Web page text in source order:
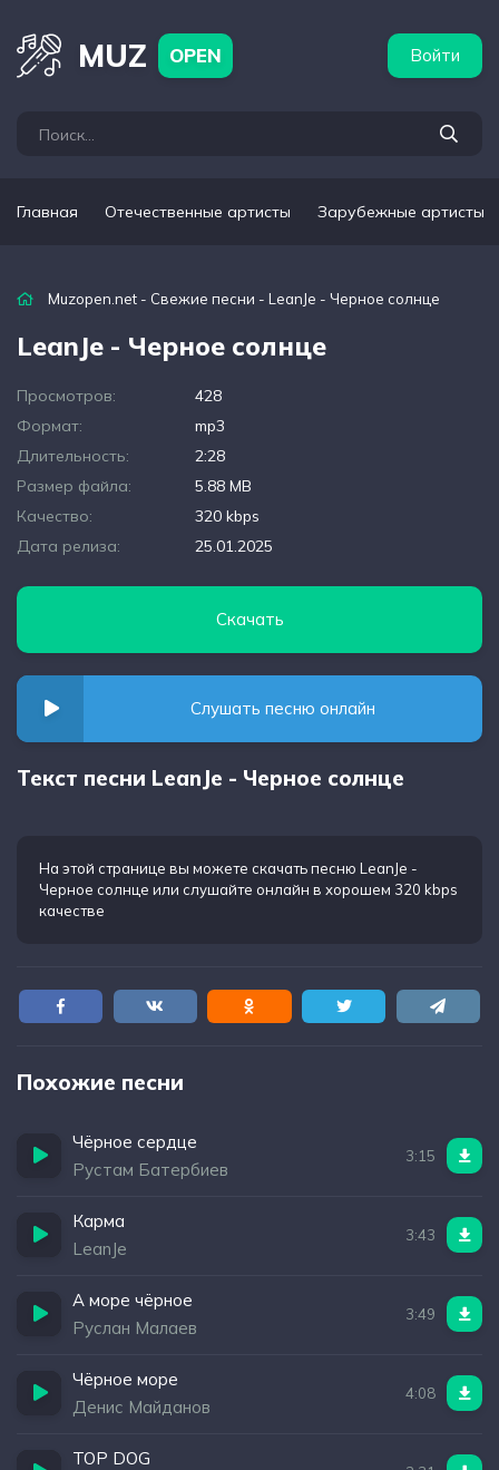
MUZ OPEN Войти
Главная Отечественные артисты Зарубежные артисты
Muzopen.net - Свежие песни - LeanJe - Черное солнце
LeanJe - Черное солнце
Просмотров:
428
Формат:
mp3
Длительность:
2:28
Размер файла:
5.88 MB
Качество:
320 kbps
Дата релиза:
25.01.2025
Скачать
Слушать песню онлайн
Текст песни LeanJe - Черное солнце
На этой странице вы можете скачать песню LeanJe -
Черное солнце или слушайте онлайн в хорошем 320 kbps
качестве
Похожие песни
Чёрное сердце
Рустам Батербиев
3:15
Карма
LeanJe
3:43
А море чёрное
Руслан Малаев
3:49
Чёрное море
Денис Майданов
4:08
TOP DOG
артисты Популярные подборки